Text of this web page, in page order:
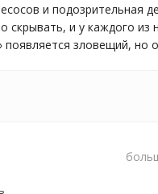
и
скрывать, и у каждого
появляется зловещий,